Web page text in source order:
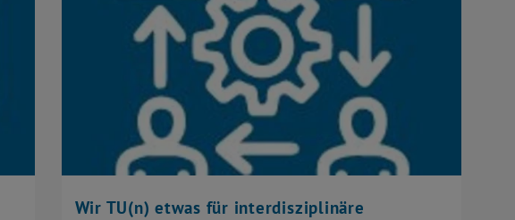
Wir TU(n) etwas für interdisziplinäre